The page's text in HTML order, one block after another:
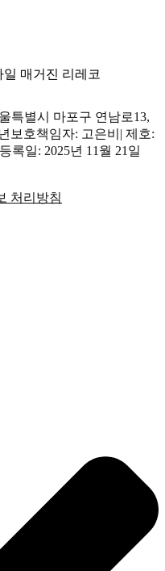
매거진 리레코
특별시 마포구 연남로13,
보호책임자: 고은비| 제호:
록일: 2025년 11월 21일
처리방침